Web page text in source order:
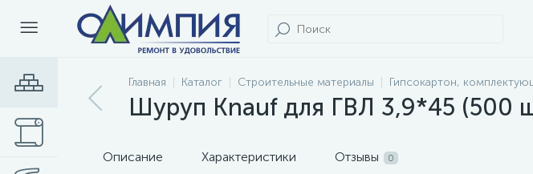
Главная Каталог Строительные материалы Гипсокартон,
Шуруп Knauf для ГВЛ 3,9*45 (500
Описание Характеристики Отзывы 0